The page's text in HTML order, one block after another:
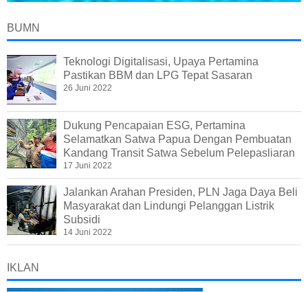
BUMN
Teknologi Digitalisasi, Upaya Pertamina
Pastikan BBM dan LPG Tepat Sasaran
26 Juni 2022
Dukung Pencapaian ESG, Pertamina
Selamatkan Satwa Papua Dengan Pembuatan
Kandang Transit Satwa Sebelum Pelepasliaran
17 Juni 2022
Jalankan Arahan Presiden, PLN Jaga Daya Beli
Masyarakat dan Lindungi Pelanggan Listrik
Subsidi
14 Juni 2022
IKLAN